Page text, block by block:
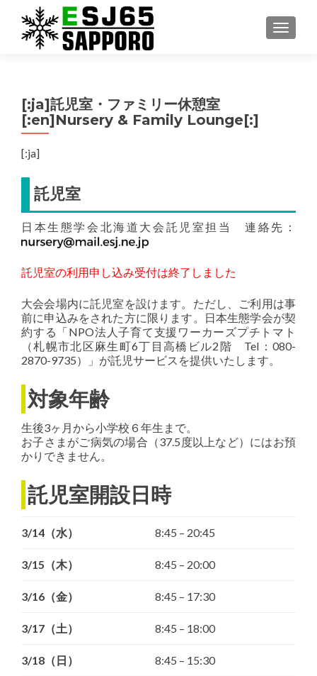
ナビゲ
[:ja]託児室・ファミリー休憩室
[:en]Nursery & Family Lounge[:]
[:ja]
託児室
日本生態学会北海道大会託児室担当 連絡先：
託児室の利用申し込み受付は終了しました
大会会場内に託児室を設けます。ただし、ご利用は事
前に申込みをされた方に限ります。日本生態学会が契
約する「NPO法人子育て支援ワーカーズプチトマト
（札幌市北区麻生町6丁目高橋ビル2階 Tel：080-
2870-9735）」が託児サービスを提供いたします。
対象年齢
生後3ヶ月から小学校６年生まで。
お子さまがご病気の場合（37.5度以上など）にはお預
かりできません。
託児室開設日時
3/14（水） 8:45 – 20:45
3/15（木） 8:45 – 20:00
3/16（金） 8:45 – 17:30
3/17（土） 8:45 – 18:00
3/18（日） 8:45 – 15:30